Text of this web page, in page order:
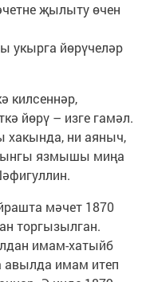
җылыту өчен
укырга йөрүчеләр
килсеннәр,
йөрү – изге гамәл.
хакында, ни аяныч,
язмышы миңа
мәчет 1870
­торгызылган.
имам-хатыйб
авылда имам итеп